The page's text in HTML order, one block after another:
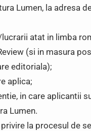
Lumen, la adresa
atat in limba
(si in masura
editoriala);
aplica;
in care aplicantii
Lumen.
la procesul de